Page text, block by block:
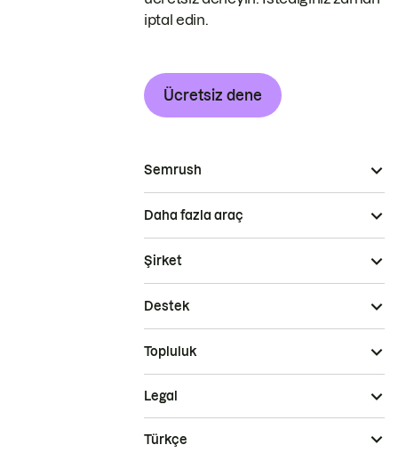
iptal edin.
Ücretsiz dene
Semrush
Daha fazla araç
Şirket
Destek
Topluluk
Legal
Türkçe